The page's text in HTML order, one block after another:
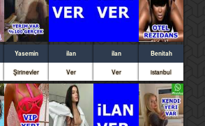
Yasemin
Şirinevler
ilan
Ver
ilan
Ver
Benitah
istanbul